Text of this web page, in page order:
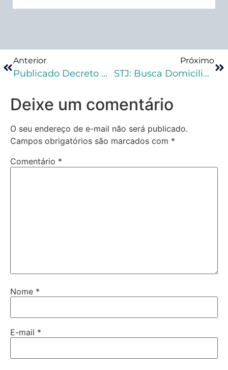
Anterior
Publicado Decreto Que Dispõe Sobre Exigência De Treinamento Dos Guardas Municipais Para Concessão De Porte De Arma
Próximo
STJ: Busca Domiciliar Ilegal Gera Absolvição Por Tráfico De Drogas
Deixe um comentário
O seu endereço de e-mail não será publicado.
Campos obrigatórios são marcados com *
Comentário *
Nome *
E-mail *